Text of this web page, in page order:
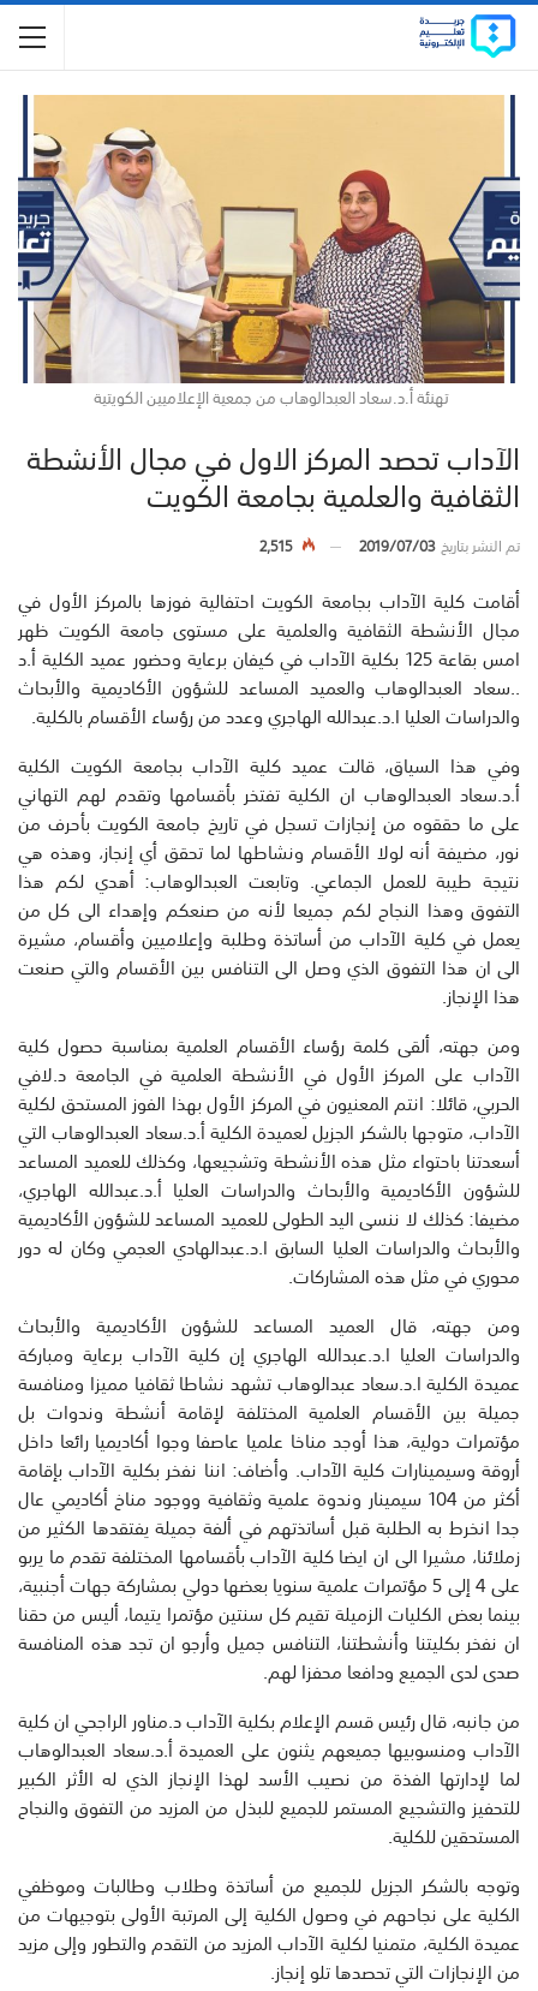
تهنئة أ.د.سعاد العبدالوهاب من جمعية الإعلاميين الكويتية
الآداب تحصد المركز الاول في مجال الأنشطة
الثقافية والعلمية بجامعة الكويت
تم النشر بتاريخ2019/07/03
2,515
أقامت كلية الآداب بجامعة الكويت احتفالية فوزها بالمركز الأول في
مجال الأنشطة الثقافية والعلمية على مستوى جامعة الكويت ظهر
امس بقاعة 125 بكلية الآداب في كيفان برعاية وحضور عميد الكلية أ.د
..سعاد العبدالوهاب والعميد المساعد للشؤون الأكاديمية والأبحاث
والدراسات العليا ا.د.عبدالله الهاجري وعدد من رؤساء الأقسام بالكلية.
وفي هذا السياق، قالت عميد كلية الآداب بجامعة الكويت الكلية
أ.د.سعاد العبدالوهاب ان الكلية تفتخر بأقسامها وتقدم لهم التهاني
على ما حققوه من إنجازات تسجل في تاريخ جامعة الكويت بأحرف من
نور، مضيفة أنه لولا الأقسام ونشاطها لما تحقق أي إنجاز، وهذه هي
نتيجة طيبة للعمل الجماعي. وتابعت العبدالوهاب: أهدي لكم هذا
التفوق وهذا النجاح لكم جميعا لأنه من صنعكم وإهداء الى كل من
يعمل في كلية الآداب من أساتذة وطلبة وإعلاميين وأقسام، مشيرة
الى ان هذا التفوق الذي وصل الى التنافس بين الأقسام والتي صنعت
هذا الإنجاز.
ومن جهته، ألقى كلمة رؤساء الأقسام العلمية بمناسبة حصول كلية
الآداب على المركز الأول في الأنشطة العلمية في الجامعة د.لافي
الحربي، قائلا: انتم المعنيون في المركز الأول بهذا الفوز المستحق لكلية
الآداب، متوجها بالشكر الجزيل لعميدة الكلية أ.د.سعاد العبدالوهاب التي
أسعدتنا باحتواء مثل هذه الأنشطة وتشجيعها، وكذلك للعميد المساعد
للشؤون الأكاديمية والأبحاث والدراسات العليا أ.د.عبدالله الهاجري،
مضيفا: كذلك لا ننسى اليد الطولى للعميد المساعد للشؤون الأكاديمية
والأبحاث والدراسات العليا السابق ا.د.عبدالهادي العجمي وكان له دور
محوري في مثل هذه المشاركات.
ومن جهته، قال العميد المساعد للشؤون الأكاديمية والأبحاث
والدراسات العليا ا.د.عبدالله الهاجري إن كلية الآداب برعاية ومباركة
عميدة الكلية ا.د.سعاد عبدالوهاب تشهد نشاطا ثقافيا مميزا ومنافسة
جميلة بين الأقسام العلمية المختلفة لإقامة أنشطة وندوات بل
مؤتمرات دولية، هذا أوجد مناخا علميا عاصفا وجوا أكاديميا رائعا داخل
أروقة وسيمينارات كلية الآداب. وأضاف: اننا نفخر بكلية الآداب بإقامة
أكثر من 104 سيمينار وندوة علمية وثقافية ووجود مناخ أكاديمي عال
جدا انخرط به الطلبة قبل أساتذتهم في ألفة جميلة يفتقدها الكثير من
زملائنا، مشيرا الى ان ايضا كلية الآداب بأقسامها المختلفة تقدم ما يربو
على 4 إلى 5 مؤتمرات علمية سنويا بعضها دولي بمشاركة جهات أجنبية،
بينما بعض الكليات الزميلة تقيم كل سنتين مؤتمرا يتيما، أليس من حقنا
ان نفخر بكليتنا وأنشطتنا، التنافس جميل وأرجو ان تجد هذه المنافسة
صدى لدى الجميع ودافعا محفزا لهم.
من جانبه، قال رئيس قسم الإعلام بكلية الآداب د.مناور الراجحي ان كلية
الآداب ومنسوبيها جميعهم يثنون على العميدة أ.د.سعاد العبدالوهاب
لما لإدارتها الفذة من نصيب الأسد لهذا الإنجاز الذي له الأثر الكبير
للتحفيز والتشجيع المستمر للجميع للبذل من المزيد من التفوق والنجاح
المستحقين للكلية.
وتوجه بالشكر الجزيل للجميع من أساتذة وطلاب وطالبات وموظفي
الكلية على نجاحهم في وصول الكلية إلى المرتبة الأولى بتوجيهات من
عميدة الكلية، متمنيا لكلية الآداب المزيد من التقدم والتطور وإلى مزيد
من الإنجازات التي تحصدها تلو إنجاز.